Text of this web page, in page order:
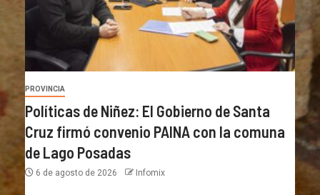
PROVINCIA
Políticas de Niñez: El Gobierno de Santa
Cruz firmó convenio PAINA con la comuna
de Lago Posadas
6 de agosto de 2026 Infomix